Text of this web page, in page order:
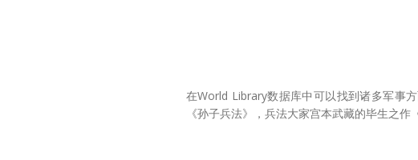
在World Library数据库中可以找到诸多军事
《孙子兵法》，兵法大家宫本武藏的毕生之